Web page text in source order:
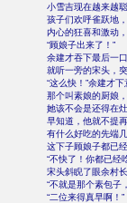
小雪吉现在越来越
孩子们欢呼雀跃地
内心的狂喜和激动
“顾娘子出来了！”
余建才吞下最后一
就听一旁的宋头，
“这么快！”余建才
那个叫素娘的厨娘
她该不会是还得在
早知道，他就不提
有什么好吃的先端
这下子顾娘子都已
“不快了！你都已经
宋头斜睨了眼余村
“不就是那个素包子
“二位来得真早啊！”